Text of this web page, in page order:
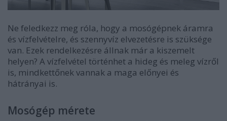
Ne feledkezz meg róla, hogy a mosógépnek áramra
és vízfelvételre, és szennyvíz elvezetésre is szüksége
van. Ezek rendelkezésre állnak már a kiszemelt
helyen? A vízfelvétel történhet a hideg és meleg vízről
is, mindkettőnek vannak a maga előnyei és
hátrányai is.
Mosógép mérete